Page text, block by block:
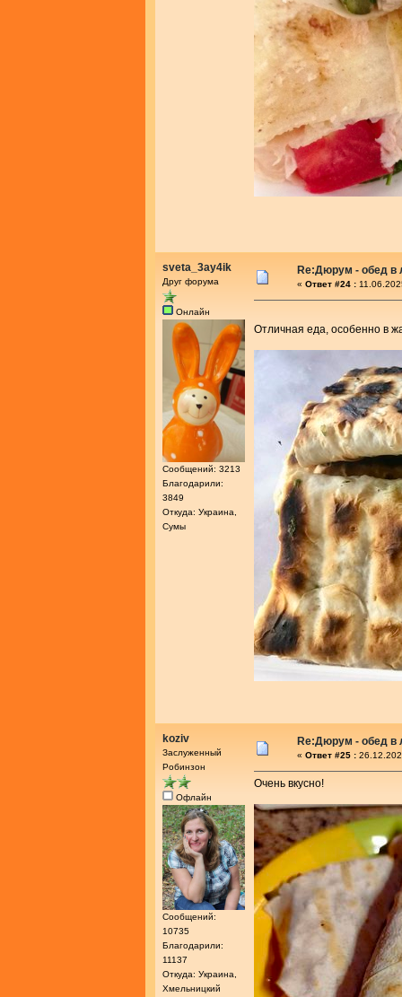
sveta_3ay4ik
Друг форума
Онлайн
Сообщений: 3213
Благодарили:
3849
Откуда: Украина,
Сумы
Re:Дюрум - обед в
« Ответ #24 :
Отличная еда, особенно в
koziv
Заслуженный
Робинзон
Офлайн
Сообщений:
10735
Благодарили:
11137
Откуда: Украина,
Хмельницкий
Re:Дюрум - обед в
« Ответ #25 :
Очень вкусно!